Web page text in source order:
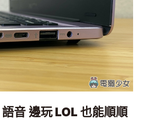
語音 邊玩LOL 也能順順